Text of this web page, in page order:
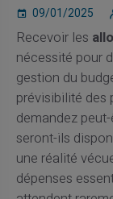
09/01/2025
Recevoir les
nécessité pour
gestion du
prévisibilité
demandez
seront-ils
une réalité
dépenses